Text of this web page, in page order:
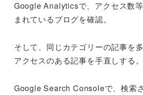
Google Analyticsで、アクセス数
まれているブログを確認。
そして、同じカテゴリーの記事を
アクセスのある記事を手直しする。
Google Search Consoleで、検索